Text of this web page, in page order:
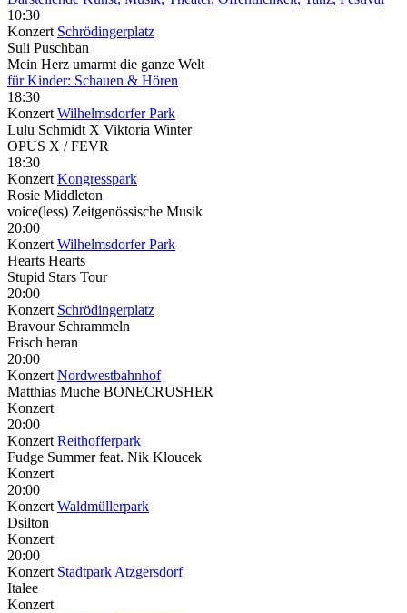
10:30
Konzert Schrödingerplatz
Suli Puschban
Mein Herz umarmt die ganze Welt
für Kinder: Schauen & Hören
18:30
Konzert Wilhelmsdorfer Park
Lulu Schmidt X Viktoria Winter
OPUS X / FEVR
18:30
Konzert Kongresspark
Rosie Middleton
voice(less) Zeitgenössische Musik
20:00
Konzert Wilhelmsdorfer Park
Hearts Hearts
Stupid Stars Tour
20:00
Konzert Schrödingerplatz
Bravour Schrammeln
Frisch heran
20:00
Konzert Nordwestbahnhof
Matthias Muche BONECRUSHER
Konzert
20:00
Konzert Reithofferpark
Fudge Summer feat. Nik Kloucek
Konzert
20:00
Konzert Waldmüllerpark
Dsilton
Konzert
20:00
Konzert Stadtpark Atzgersdorf
Italee
Konzert